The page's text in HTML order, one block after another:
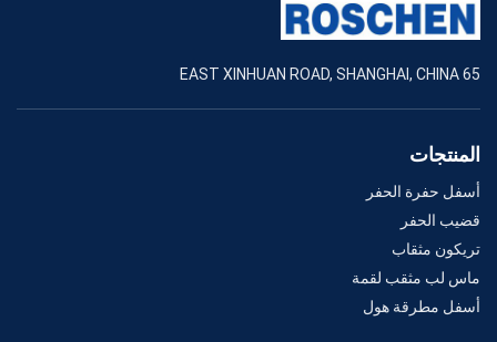
65 EAST XINHUAN ROAD, SHANGHAI, CHINA
المنتجات
أسفل حفرة الحفر
قضيب الحفر
تريكون مثقاب
ماس لب مثقب لقمة
أسفل مطرقة هول